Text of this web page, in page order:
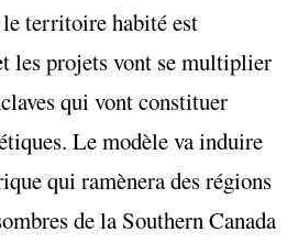
territoire habité est
les projets vont se multiplier
qui vont constituer
Le modèle va induire
qui ramènera des régions
de la Southern Canada